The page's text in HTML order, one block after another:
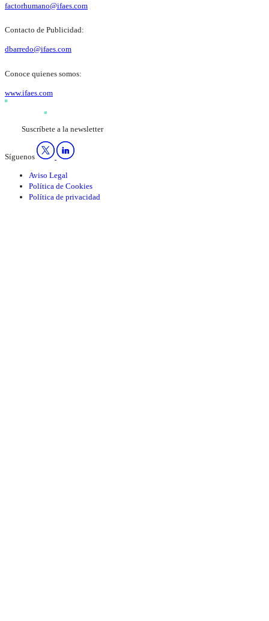
factorhumano@ifaes.com
Contacto de Publicidad:
dbarredo@ifaes.com
Conoce quienes somos:
www.ifaes.com
Suscríbete a la newsletter
Síguenos
Aviso Legal
Política de Cookies
Política de privacidad